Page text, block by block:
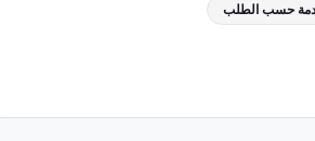
حسب الطلب